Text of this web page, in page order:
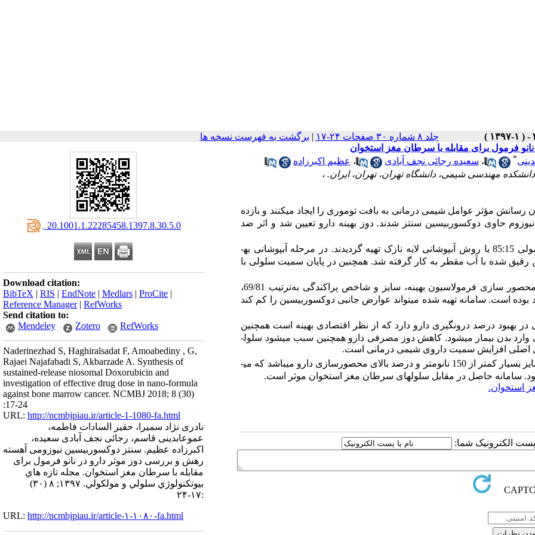
جلد ۸ شماره ۳۰ صفحات ۲۴-۱۷ | برگشت به فهرست نسخه ها
‎ 20.1001.1.22285458.1397.8.30.5.0
Download citation:
BibTeX | RIS | EndNote | Medlars | ProCite |
Reference Manager| RefWorks
Send citation to:
Mendeley
Zotero RefWorks
Naderinezhad S, Haghiralsadat F, Amoabediny , G,
Rajaei Najafabadi S, Akbarzade A. Synthesis of
sustained-release niosomal Doxorubicin and
investigation of effective drug dose in nano-formula
against bone marrow cancer. NCMBJ 2018; 8 (30)
:17-24
URL: http://ncmbjpiau.ir/article-1-1080-fa.html
نادری نژاد سمیرا، حقیر السادات فاطمه،
عموعابدینی قاسم، رجائی نجف آبادی سعیده،
اکبرزاده عظیم. سنتز دوکسوربیسین نیوزومی آهسته
رهش و بررسی دوز موثر دارو در نانو فرمول برای
مقابله با سرطان مغز استخوان. مجله تازه هاي
بيوتكنولوژي سلولي و مولكولي. ۱۳۹۷; ۸ (۳۰)
:۱۷-۲۴
URL: http://ncmbjpiau.ir/article-۱-۱۰۸۰-fa.html
فرمول برای مقابله با سرطان مغز استخوان
* ، سعیده رجائی نجف آبادی ، عظیم اکبرزاده
رسانش مؤثر عوامل شیمی درمانی به بافت توموری را ایجاد می­کنند و بازده
حاوی دوکسوربیسین سنتز شدند. دوز بهینه دارو تعیین شد و اثر ضد
نیوزوم­های حاوی کلسترول و اسپن 60 با نسبت مولی 85:15 با روش آب­پوشانی لایه نازک تهیه گردیدند. در مرحله آب­پوشانی به­
رقیق شده با آب مقطر به­ کار گرفته شد. هم­چنین در پایان سمیت سلولی با
ترتیب 69/81،
0 می­باشد. طی 144 ساعت، میزان رهاسازی دارو 35 درصد بوده است. سامانه تهیه شده می­تواند عوارض جانبی دوکسوربیسین را کم کند
بهبود درصد درون­گیری دارو دارد که از نظر اقتصادی بهینه است هم­چنین
وارد بدن بیمار می­شود. کاهش دوز مصرفی دارو هم­چنین سبب می­شود سلول­
اصلی افزایش سمیت داروی شیمی درمانی است.
سامانه نیوزومی تهیه شده سامانه­ای آهسته رهش با سایز بسیار کم­تر از 150 نانومتر و درصد بالای محصورسازی دارو می­باشد که می­
سامانه حاصل در مقابل سلول­های سرطان مغز استخوان موثر است.
استخوان.
پست الکترونیک شما: